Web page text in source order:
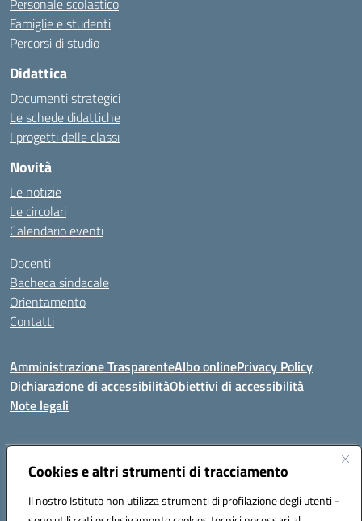
Cookies e altri strumenti di tracciamento
Il nostro Istituto non utilizza strumenti di profilazione degli utenti -
Personale scolastico
Famiglie e studenti
Percorsi di studio
Didattica
Documenti strategici
Le schede didattiche
I progetti delle classi
Novità
Le notizie
Le circolari
Calendario eventi
Docenti
Bacheca sindacale
Orientamento
Contatti
Amministrazione TrasparenteAlbo onlinePrivacy Policy
Dichiarazione di accessibilitàObiettivi di accessibilità
Note legali
Indirizzo:Viale P. Togliatti snc 67039 Sulmona (AQ)
Posta elettronica certificata (PEC):aqis01900g@pec.istruzione.it